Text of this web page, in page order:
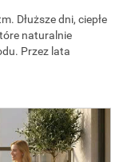
Dłuższe dni, ciepłe
naturalnie
Przez lata